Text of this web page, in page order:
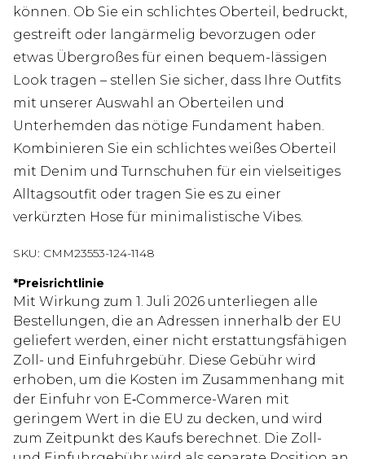
können. Ob Sie ein schlichtes Oberteil, bedruckt,
gestreift oder langärmelig bevorzugen oder
etwas Übergroßes für einen bequem-lässigen
Look tragen – stellen Sie sicher, dass Ihre Outfits
mit unserer Auswahl an Oberteilen und
Unterhemden das nötige Fundament haben.
Kombinieren Sie ein schlichtes weißes Oberteil
mit Denim und Turnschuhen für ein vielseitiges
Alltagsoutfit oder tragen Sie es zu einer
verkürzten Hose für minimalistische Vibes.
SKU: CMM23553-124-1148
*Preisrichtlinie
Mit Wirkung zum 1. Juli 2026 unterliegen alle
Bestellungen, die an Adressen innerhalb der EU
geliefert werden, einer nicht erstattungsfähigen
Zoll- und Einfuhrgebühr. Diese Gebühr wird
erhoben, um die Kosten im Zusammenhang mit
der Einfuhr von E‑Commerce-Waren mit
geringem Wert in die EU zu decken, und wird
zum Zeitpunkt des Kaufs berechnet. Die Zoll-